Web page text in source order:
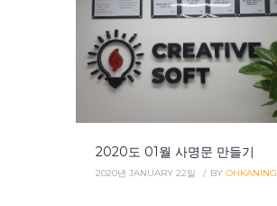
2020도 01월 사명문 만들기
2020년 JANUARY 22일 BY OHKANING